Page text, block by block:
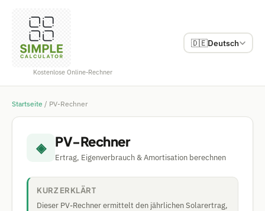
Kostenlose Online-Rechner
🇩🇪Deutsch
Startseite / PV-Rechner
◈ PV-Rechner
Ertrag, Eigenverbrauch & Amortisation berechnen
KURZ ERKLÄRT
Dieser PV-Rechner ermittelt den jährlichen Solarertrag,